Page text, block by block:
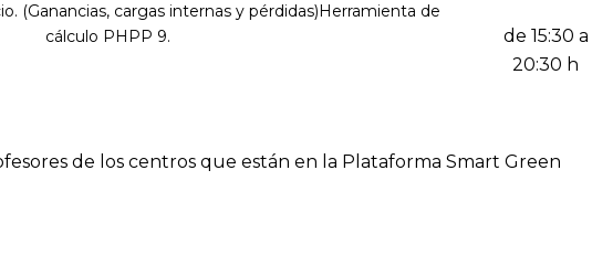
(Ganancias, cargas internas y pérdidas)Herramienta de
cálculo PHPP 9.
de 15:30 a
20:30 h
de los centros que están en la Plataforma Smart Green